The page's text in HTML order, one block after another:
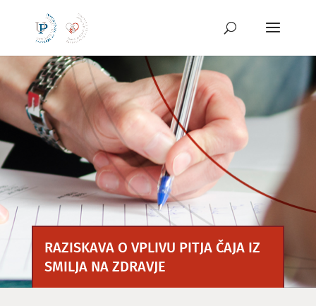
vsebino
RAZISKAVA O VPLIVU PITJA ČAJA IZ
SMILJA NA ZDRAVJE